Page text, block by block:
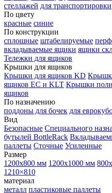
стеллажей для транспортировки
По цвету
красные синие
По конструкции
сплошные штабелируемые
вкладываемые ящики ящики
Тележки для ящиков
Крышки для ящиков
Крышки для ящиков KD
ящиков EC и KLT Крышки
ящиков
По назначению
поддоны для бочек для
Вид
Безопасные Специального
бутылей BottleRack
паллеты Сточные Усиленные
Размер
1200х800 мм 1200х1000 мм
1210×810
материал
металл пластиковые паллеты